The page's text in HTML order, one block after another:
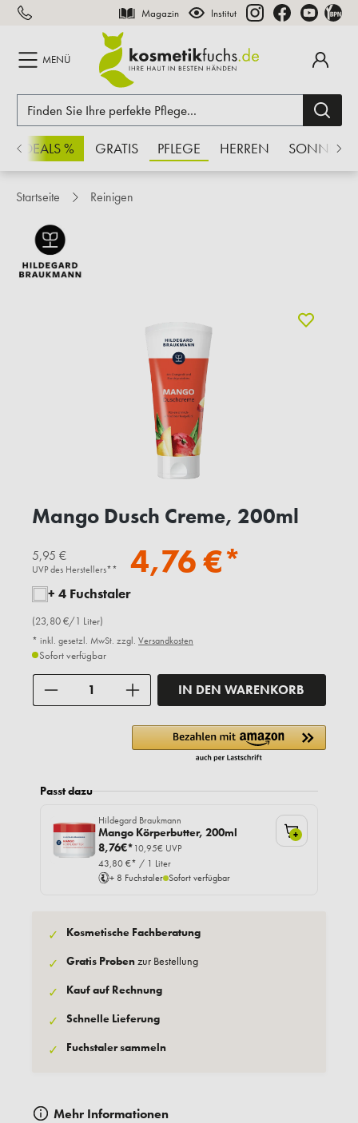
springen Magazin Institut
MENÜ
% GRATIS PFLEGE HERREN SONNE
Startseite Reinigen
Mango Dusch Creme, 200ml
5,95 €
UVP des Herstellers** 4,76 €*
+ 4 Fuchstaler
(23,80 €/1 Liter)
* inkl. gesetzl. MwSt. zzgl. Versandkosten
Sofort verfügbar
IN DEN WARENKORB
Passt dazu
Hildegard Braukmann
Mango Körperbutter, 200ml
8,76€*10,95€ UVP
43,80 €* / 1 Liter
+ 8 Fuchstaler Sofort verfügbar
+
✓ Kosmetische Fachberatung
✓ Gratis Probenzur Bestellung
✓ Kauf auf Rechnung
✓ Schnelle Lieferung
✓ Fuchstaler sammeln
Mehr Informationen